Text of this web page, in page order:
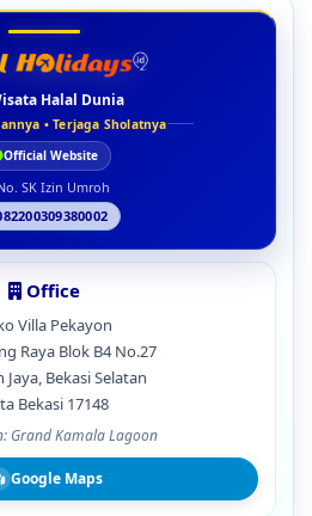
Halal Dunia
• Terjaga Sholatnya
Official Website
SK Izin Umroh
Office
Villa Pekayon
Raya Blok B4 No.27
Jaya, Bekasi Selatan
Bekasi 17148
Grand Kamala Lagoon
Google Maps